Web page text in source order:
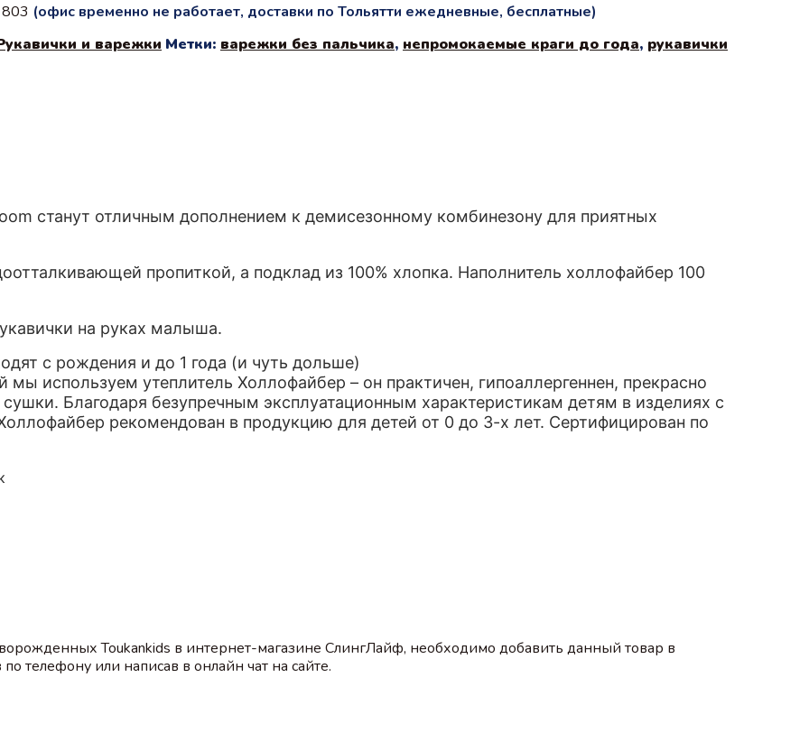
(офис временно не работает, доставки по Тольятти ежедневные, бесплатные)
и варежки Метки: варежки без пальчика, непромокаемые краги до года, рукавички
станут отличным дополнением к демисезонному комбинезону для приятных
пропиткой, а подклад из 100% хлопка. Наполнитель холлофайбер 100
на руках малыша.
с рождения и до 1 года (и чуть дольше)
мы используем утеплитель Холлофайбер – он практичен, гипоаллергеннен, прекрасно
Благодаря безупречным эксплуатационным характеристикам детям в изделиях с
рекомендован в продукцию для детей от 0 до 3-х лет. Сертифицирован по
Toukankids в интернет-магазине СлингЛайф, необходимо добавить данный товар в
телефону или написав в онлайн чат на сайте.